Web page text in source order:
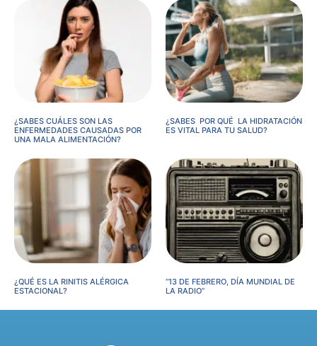
¿SABES CUÁLES SON LAS
ENFERMEDADES CAUSADAS POR
UNA MALA ALIMENTACIÓN?
¿SABES POR QUÉ LA HIDRATACIÓN
ES VITAL PARA TU SALUD?
¿QUÉ ES LA RINITIS ALÉRGICA
ESTACIONAL?
“13 DE FEBRERO, DÍA MUNDIAL DE
LA RADIO”